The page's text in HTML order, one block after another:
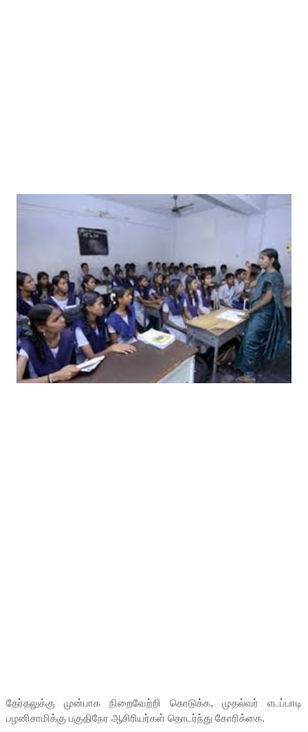
தேர்தலுக்கு முன்பாக நிறைவேற்றி கொடுக்க, முதல்வர் எடப்பாடி
பழனிசாமிக்கு பகுதிநேர ஆசிரியர்கள் தொடர்ந்து கோரிக்கை.